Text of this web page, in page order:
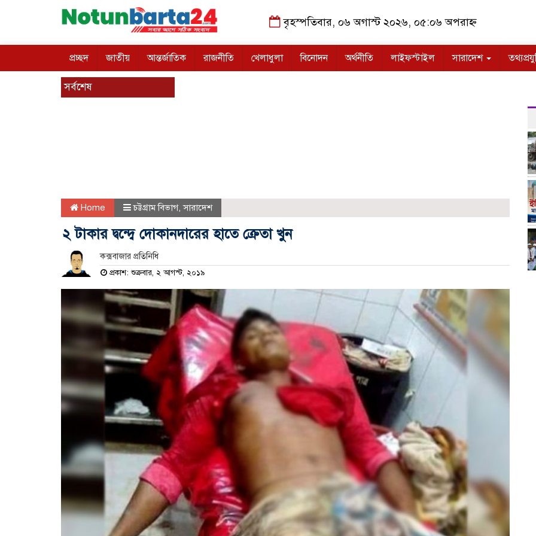
বৃহস্পতিবার, ০৬ অগাস্ট ২০২৬, ০৫:০৬ অপরাহ্ন
প্রচ্ছদ জাতীয় আন্তর্জাতিক রাজনীতি খেলাধুলা বিনোদন অর্থনীতি লাইফস্টাইল সারাদেশ
সর্বশেষ
Home চট্টগ্রাম বিভাগ,সারাদেশ
২ টাকার দ্বন্দ্বে দোকানদারের হাতে ক্রেতা খুন
কক্সবাজার প্রতিনিধি
প্রকাশ: শুক্রবার, ২ আগস্ট, ২০১৯